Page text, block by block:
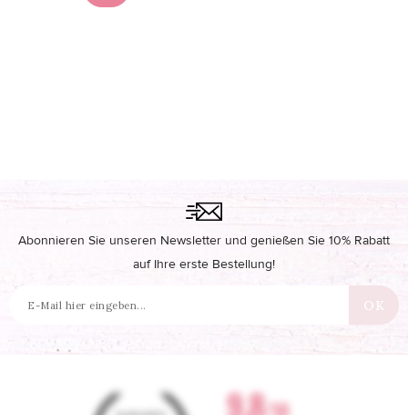
Abonnieren Sie unseren Newsletter und genießen Sie 10% Rabatt
auf Ihre erste Bestellung!